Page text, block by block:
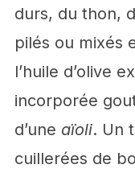
durs, du thon,
pilés ou mixés
l’huile d’olive
incorporée
d’une aïoli. Un
cuillerées de